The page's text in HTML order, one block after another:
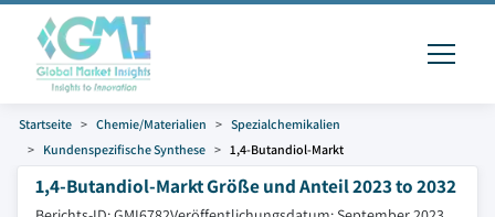
Startseite Chemie/Materialien
Spezialchemikalien
Kundenspezifische Synthese
1,4-Butandiol-Markt
1,4-Butandiol-Markt Größe und Anteil 2023 to 2032